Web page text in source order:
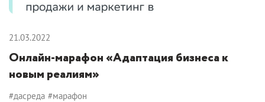
21.03.2022
Онлайн-марафон «Адаптация бизнеса к
новым реалиям»
#дасреда #марафон